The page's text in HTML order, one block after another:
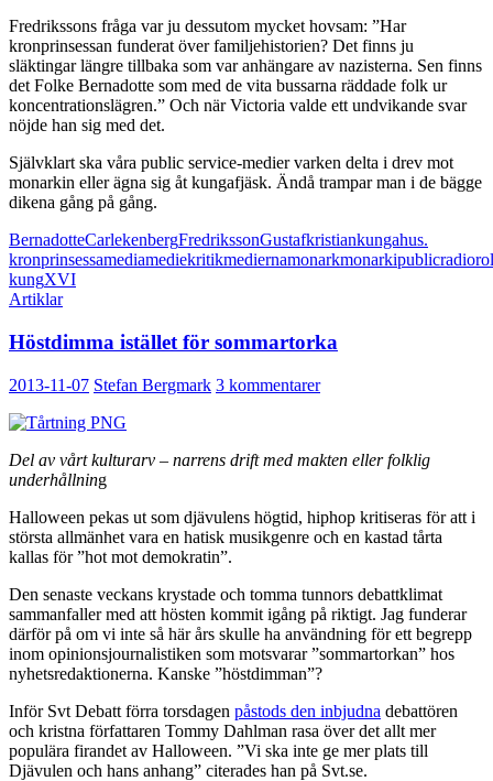
Fredrikssons fråga var ju dessutom mycket hovsam: ”Har
kronprinsessan funderat över familjehistorien? Det finns ju
släktingar längre tillbaka som var anhängare av nazisterna. Sen finns
det Folke Bernadotte som med de vita bussarna räddade folk ur
koncentrationslägren.” Och när Victoria valde ett undvikande svar
nöjde han sig med det.
Självklart ska våra public service-medier varken delta i drev mot
monarkin eller ägna sig åt kungafjäsk. Ändå trampar man i de bägge
dikena gång på gång.
BernadotteCarlekenbergFredrikssonGustafkristiankungahus.
kronprinsessamediamediekritikmediernamonarkmonarkipublicradio
kungXVI
Artiklar
Höstdimma istället för sommartorka
2013-11-07 Stefan Bergmark 3 kommentarer
Del av vårt kulturarv – narrens drift med makten eller folklig
underhållning
Halloween pekas ut som djävulens högtid, hiphop kritiseras för att i
största allmänhet vara en hatisk musikgenre och en kastad tårta
kallas för ”hot mot demokratin”.
Den senaste veckans krystade och tomma tunnors debattklimat
sammanfaller med att hösten kommit igång på riktigt. Jag funderar
därför på om vi inte så här års skulle ha användning för ett begrepp
inom opinionsjournalistiken som motsvarar ”sommartorkan” hos
nyhetsredaktionerna. Kanske ”höstdimman”?
Inför Svt Debatt förra torsdagen påstods den inbjudna debattören
och kristna författaren Tommy Dahlman rasa över det allt mer
populära firandet av Halloween. ”Vi ska inte ge mer plats till
Djävulen och hans anhang” citerades han på Svt.se.